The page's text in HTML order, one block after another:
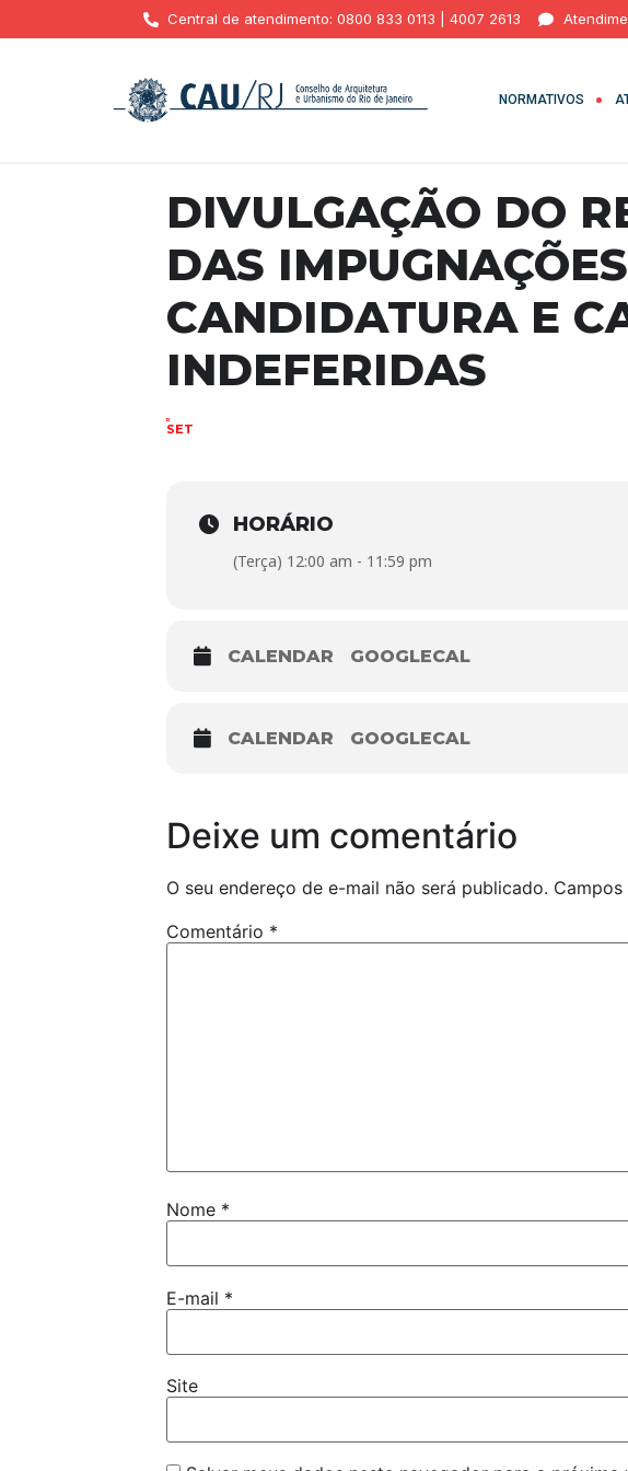
Central de atendimento: 0800 833 0113 | 4007 2613
NORMATIVOS
DIVULGAÇÃO DO
DAS
CANDIDATURA E
INDEFERIDAS
12
SET
HORÁRIO
(Terça) 12:00 am - 11:59 pm
CALENDAR GOOGLECAL
CALENDAR GOOGLECAL
Deixe um comentário
O seu endereço de e-mail não será publicado.
Comentário *
Nome *
E-mail *
Site